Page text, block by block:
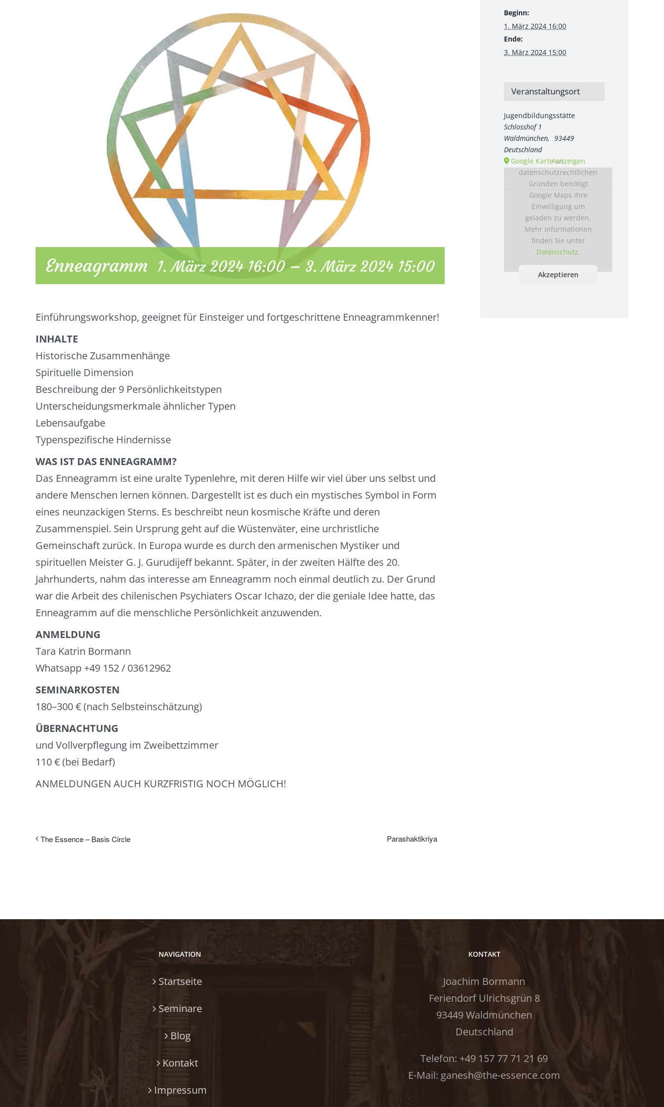
Enneagramm 1. März 2024 16:00 – 3. März 2024 15:00
Einführungsworkshop, geeignet für Einsteiger und fortgeschrittene Enneagrammkenner!
INHALTE
Historische Zusammenhänge
Spirituelle Dimension
Beschreibung der 9 Persönlichkeitstypen
Unterscheidungsmerkmale ähnlicher Typen
Lebensaufgabe
Typenspezifische Hindernisse
WAS IST DAS ENNEAGRAMM?
Das Enneagramm ist eine uralte Typenlehre, mit deren Hilfe wir viel über uns selbst und
andere Menschen lernen können. Dargestellt ist es duch ein mystisches Symbol in Form
eines neunzackigen Sterns. Es beschreibt neun kosmische Kräfte und deren
Zusammenspiel. Sein Ursprung geht auf die Wüstenväter, eine urchristliche
Gemeinschaft zurück. In Europa wurde es durch den armenischen Mystiker und
spirituellen Meister G. J. Gurudijeff bekannt. Später, in der zweiten Hälfte des 20.
Jahrhunderts, nahm das interesse am Enneagramm noch einmal deutlich zu. Der Grund
war die Arbeit des chilenischen Psychiaters Oscar Ichazo, der die geniale Idee hatte, das
Enneagramm auf die menschliche Persönlichkeit anzuwenden.
ANMELDUNG
Tara Katrin Bormann
Whatsapp +49 152 / 03612962
SEMINARKOSTEN
180–300 € (nach Selbsteinschätzung)
ÜBERNACHTUNG
und Vollverpflegung im Zweibettzimmer
110 € (bei Bedarf)
ANMELDUNGEN AUCH KURZFRISTIG NOCH MÖGLICH!
The Essence – Basis Circle Parashaktikriya
Beginn:
1. März 2024 16:00
Ende:
3. März 2024 15:00
Veranstaltungsort
Jugendbildungsstätte
Schlosshof 1
Waldmünchen, 93449
Deutschland
Google Karte anzeigen
Aus
datenschutzrechtlichen
Gründen benötigt
Google Maps Ihre
Einwilligung um
geladen zu werden.
Mehr Informationen
finden Sie unter
Datenschutz.
Akzeptieren
NAVIGATION
Startseite
Seminare
Blog
Kontakt
Impressum
KONTAKT
Joachim Bormann
Feriendorf Ulrichsgrün 8
93449 Waldmünchen
Deutschland
Telefon: +49 157 77 71 21 69
E-Mail: ganesh@the-essence.com